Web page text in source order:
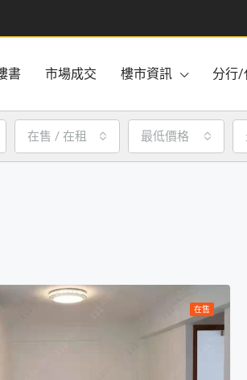
書 市場成交 樓市資訊 分行/
在售 / 在租 最低價格
在售